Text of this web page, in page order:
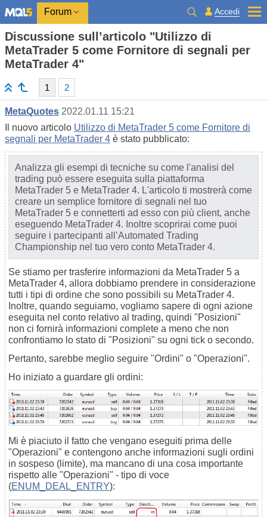
Forum Accedi
Discussione sull’articolo "Utilizzo di
MetaTrader 5 come Fornitore di segnali per
MetaTrader 4"
1 2
MetaQuotes 2022.01.11 15:21
Il nuovo articolo Utilizzo di MetaTrader 5 come Fornitore di
segnali per MetaTrader 4 è stato pubblicato:
Analizza gli esempi di tecniche su come l'analisi del
trading può essere eseguita sulla piattaforma
MetaTrader 5 e MetaTrader 4. L'articolo ti mostrerà come
creare un semplice fornitore di segnali nel tuo
MetaTrader 5 e connetterti ad esso con più client, anche
eseguendo MetaTrader 4. Inoltre scoprirai come puoi
seguire i partecipanti all’Automated Trading
Championship nel tuo vero conto MetaTrader 4.
Se stiamo per trasferire informazioni da MetaTrader 5 a
MetaTrader 4, allora dobbiamo prendere in considerazione
tutti i tipi di ordine che sono possibili su MetaTrader 4.
Inoltre, quando seguiamo, vogliamo sapere di ogni azione
eseguita nel conto relativo al trading, quindi "Posizioni"
non ci fornirà informazioni complete a meno che non
confrontiamo lo stato di "Posizioni" su ogni tick o secondo.
Pertanto, sarebbe meglio seguire "Ordini" o "Operazioni".
Ho iniziato a guardare gli ordini:
Mi è piaciuto il fatto che vengano eseguiti prima delle
"Operazioni" e contengono anche informazioni sugli ordini
in sospeso (limite), ma mancano di una cosa importante
rispetto alle "Operazioni" - tipo di voce
(ENUM_DEAL_ENTRY):